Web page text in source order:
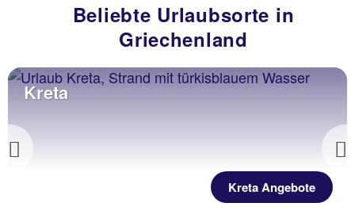
Beliebte Urlaubsorte in
Griechenland
Previous
Kreta
Kreta Angebote